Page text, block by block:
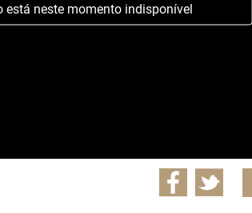
está neste momento indisponível